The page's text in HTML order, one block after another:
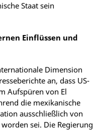
Staat sein
Einflüssen und
Dimension
an, dass US-
Aufspüren von El
die mexikanische
ausschließlich von
sei. Die Regierung